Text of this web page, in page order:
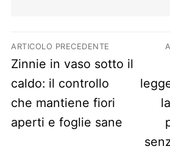
Navigazione
ARTICOLO PRECEDENTE
Previous post:
Zinnie in vaso sotto il
caldo: il controllo
che mantiene fiori
aperti e foglie sane